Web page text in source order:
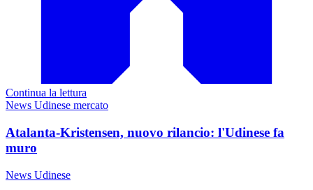
Continua la lettura
News Udinese mercato
Atalanta-Kristensen, nuovo rilancio: l'Udinese fa
muro
News Udinese